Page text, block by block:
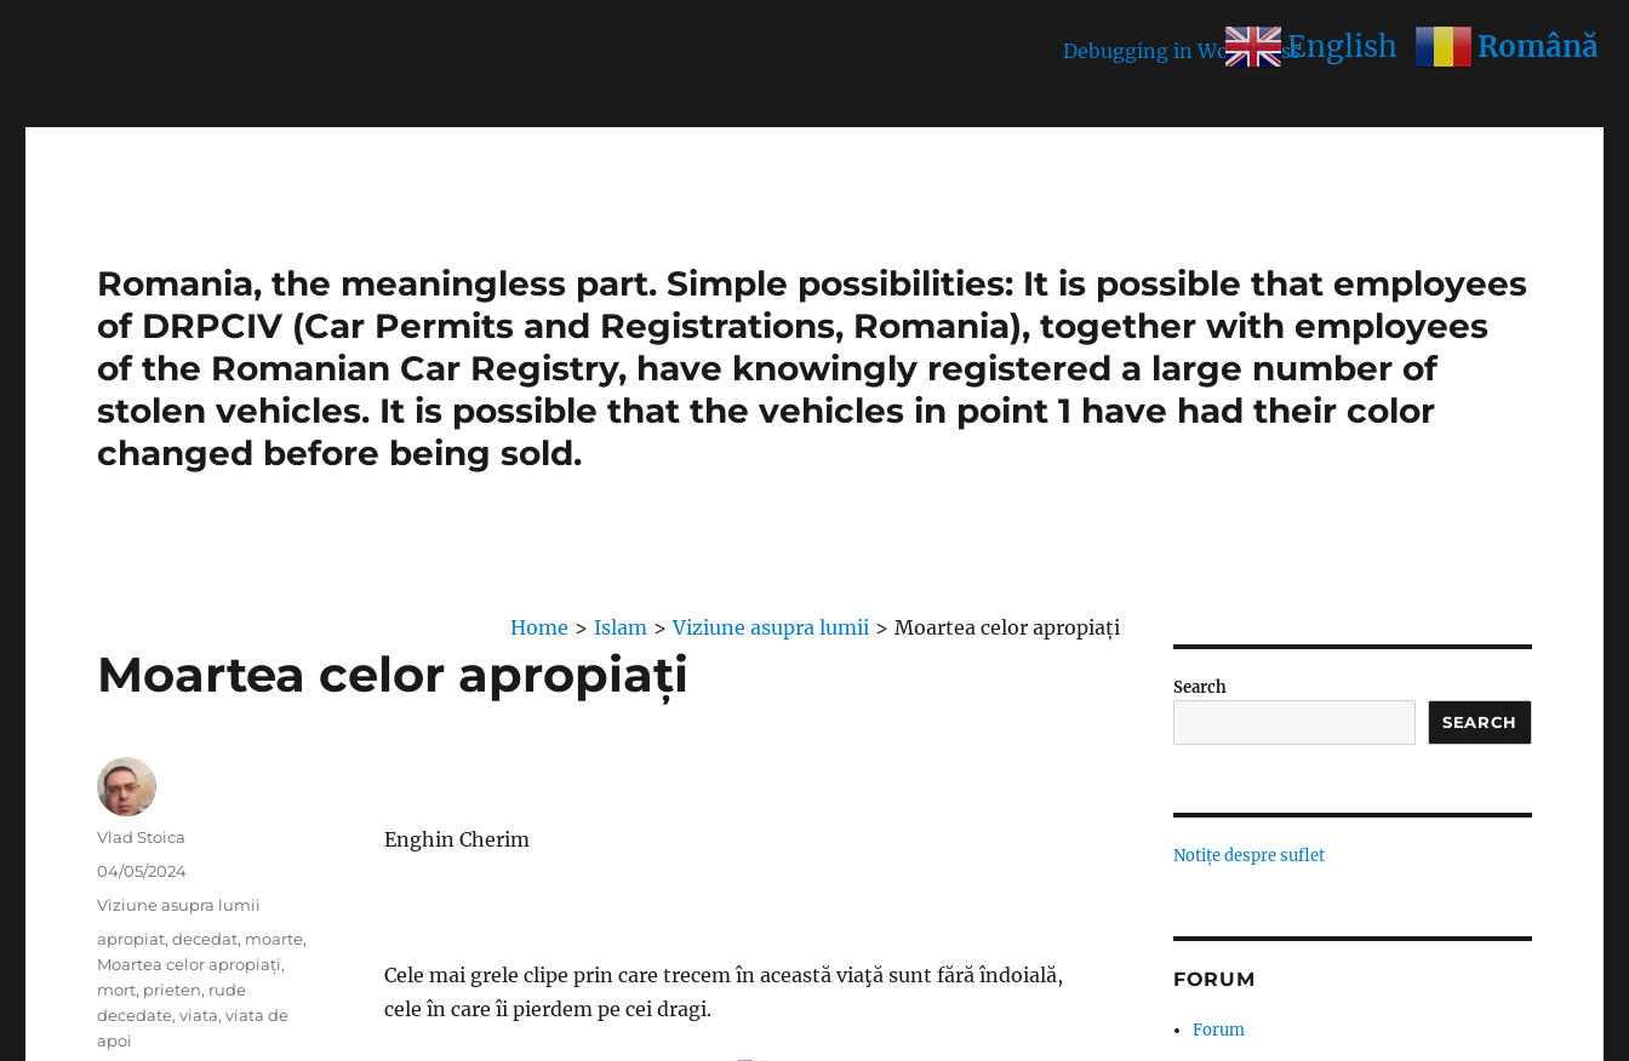
Debugging in WordPressfor more information. (This
Romania, the meaningless part. Simple possibilities: It is possible that employees
of DRPCIV (Car Permits and Registrations, Romania), together with employees
of the Romanian Car Registry, have knowingly registered a large number of
stolen vehicles. It is possible that the vehicles in point 1 have had their color
changed before being sold.
Home > Islam > Viziune asupra lumii > Moartea celor apropiați
Moartea celor apropiați
Enghin Cherim
Cele mai grele clipe prin care trecem în această viaţă sunt fără îndoială,
cele în care îi pierdem pe cei dragi.
Author
Vlad Stoica
Posted
on
04/05/2024
Categories
Viziune asupra lumii
Tags
apropiat,decedat, moarte,
Moartea celor apropiați,
mort, prieten, rude
decedate,viata,viata de
apoi
Search
SEARCH
Notițe despre suflet
FORUM
Forum
English Română